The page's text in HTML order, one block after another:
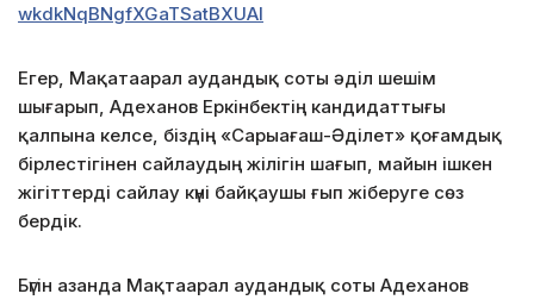
wkdkNqBNgfXGaTSatBXUAl
Егер, Мақатаарал аудандық соты әділ шешім
шығарып, Адеханов Еркінбектің кандидаттығы
қалпына келсе, біздің «Сарыағаш-Әділет» қоғамдық
бірлестігінен сайлаудың жілігін шағып, майын ішкен
жігіттерді сайлау күні байқаушы ғып жіберуге сөз
бердік.
Бүгін азанда Мақтаарал аудандық соты Адеханов